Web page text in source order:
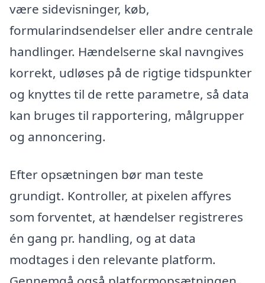
være sidevisninger, køb,
formularindsendelser eller andre centrale
handlinger. Hændelserne skal navngives
korrekt, udløses på de rigtige tidspunkter
og knyttes til de rette parametre, så data
kan bruges til rapportering, målgrupper
og annoncering.
Efter opsætningen bør man teste
grundigt. Kontroller, at pixelen affyres
som forventet, at hændelser registreres
én gang pr. handling, og at data
modtages i den relevante platform.